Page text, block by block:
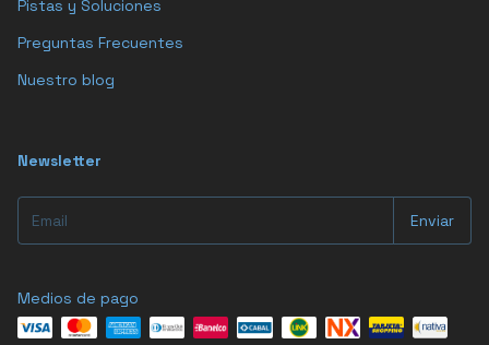
Pistas y Soluciones
Preguntas Frecuentes
Nuestro blog
Newsletter
Medios de pago